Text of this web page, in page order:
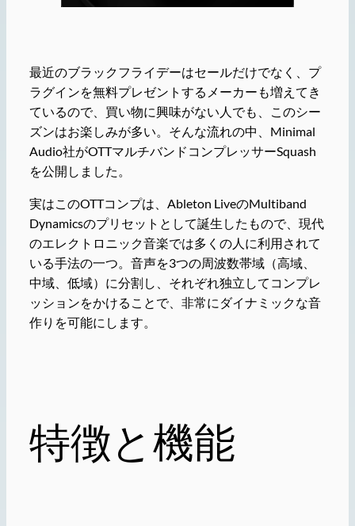
最近のブラックフライデーはセールだけでなく、プ
ラグインを無料プレゼントするメーカーも増えてき
ているので、買い物に興味がない人でも、このシー
ズンはお楽しみが多い。そんな流れの中、Minimal
Audio社がOTTマルチバンドコンプレッサーSquash
を公開しました。
実はこのOTTコンプは、Ableton LiveのMultiband
Dynamicsのプリセットとして誕生したもので、現代
のエレクトロニック音楽では多くの人に利用されて
いる手法の一つ。音声を3つの周波数帯域（高域、
中域、低域）に分割し、それぞれ独立してコンプレ
ッションをかけることで、非常にダイナミックな音
作りを可能にします。
特徴と機能